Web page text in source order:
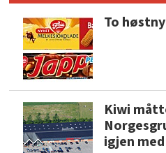
To
Kiwi
igjen